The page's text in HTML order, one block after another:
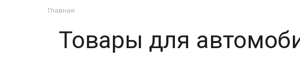
Главная
Товары для